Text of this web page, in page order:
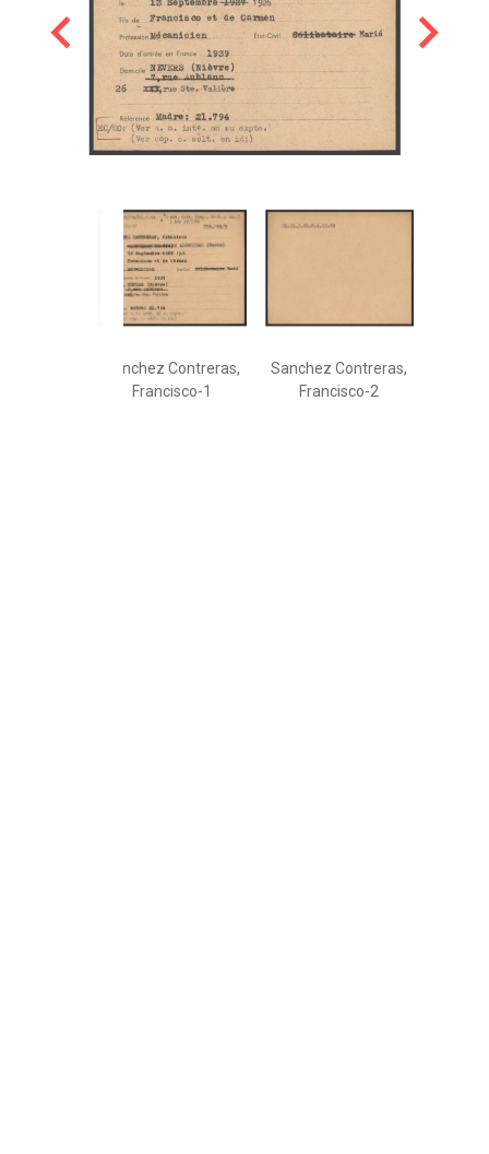
Sanchez Contreras,
Francisco-1
Sanchez Contreras,
Francisco-2